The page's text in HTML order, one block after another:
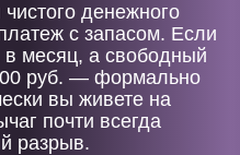
денежного
с запасом. Если
месяц, а свободный
руб. — формально
вы живете на
почти всегда
разрыв.